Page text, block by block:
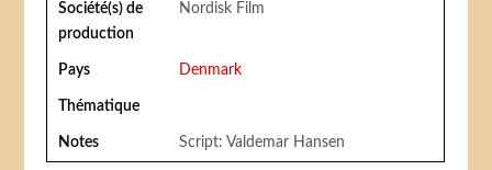
Société(s) de
production
Nordisk Film
Pays Denmark
Thématique
Notes Script: Valdemar Hansen